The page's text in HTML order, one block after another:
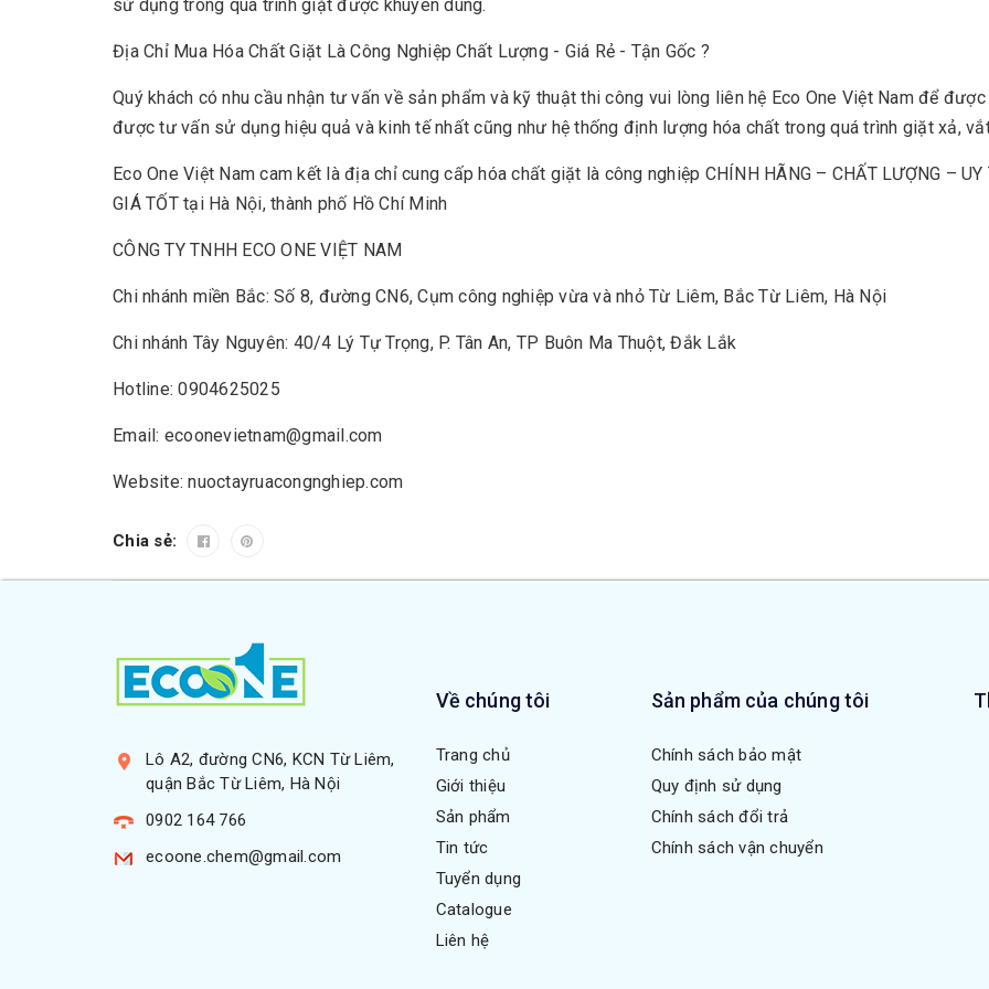
sử dụng trong quá trình giặt được khuyên dùng.
Địa Chỉ Mua Hóa Chất Giặt Là Công Nghiệp Chất Lượng - Giá Rẻ - Tận Gốc ?
Quý khách có nhu cầu nhận tư vấn về sản phẩm và kỹ thuật thi công vui lòng liên hệ Eco One Việt Nam để
được tư vấn sử dụng hiệu quả và kinh tế nhất cũng như hệ thống định lượng hóa chất trong quá trình giặt xả,
Eco One Việt Nam cam kết là địa chỉ cung cấp hóa chất giặt là công nghiệp CHÍNH HÃNG – CHẤT LƯỢNG – UY
GIÁ TỐT tại Hà Nội, thành phố Hồ Chí Minh
CÔNG TY TNHH ECO ONE VIỆT NAM
Chi nhánh miền Bắc: Số 8, đường CN6, Cụm công nghiệp vừa và nhỏ Từ Liêm, Bắc Từ Liêm, Hà Nội
Chi nhánh Tây Nguyên: 40/4 Lý Tự Trọng, P. Tân An, TP Buôn Ma Thuột, Đắk Lắk
Hotline: 0904625025
Email: ecoonevietnam@gmail.com
Website: nuoctayruacongnghiep.com
Chia sẻ:
Lô A2, đường CN6, KCN Từ Liêm,
quận Bắc Từ Liêm, Hà Nội
0902 164 766
ecoone.chem@gmail.com
Về chúng tôi
Trang chủ
Giới thiệu
Sản phẩm
Tin tức
Tuyển dụng
Catalogue
Liên hệ
Sản phẩm của chúng tôi
Chính sách bảo mật
Quy định sử dụng
Chính sách đổi trả
Chính sách vận chuyển